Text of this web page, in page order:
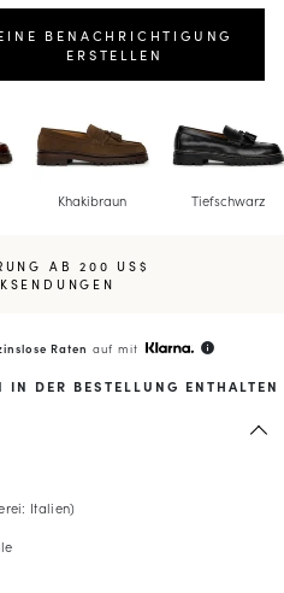
BENACHRICHTIGUNG
ERSTELLEN
Khakibraun Tiefschwarz
AB 200 US$
Raten auf mit info
DER BESTELLUNG ENTHALTEN
Italien)